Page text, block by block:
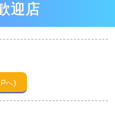
迎店
へ)